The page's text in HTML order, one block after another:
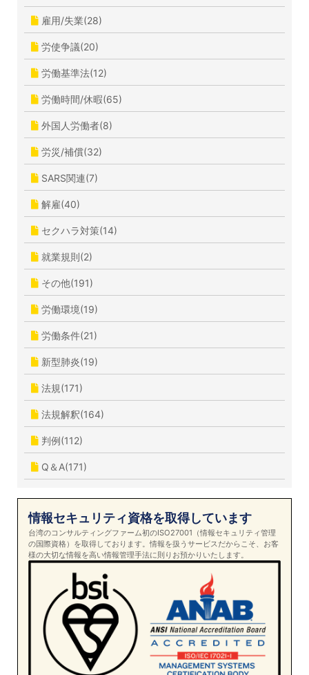
雇用/失業(28)
労使争議(20)
労働基準法(12)
労働時間/休暇(65)
外国人労働者(8)
労災/補償(32)
SARS関連(7)
解雇(40)
セクハラ対策(14)
就業規則(2)
その他(191)
労働環境(19)
労働条件(21)
新型肺炎(19)
法規(171)
法規解釈(164)
判例(112)
Q＆A(171)
情報セキュリティ資格を取得しています
台湾のコンサルティングファーム初のISO27001（情報セキュリティ管理
の国際資格）を取得しております。情報を扱うサービスだからこそ、お客
様の大切な情報を高い情報管理手法に則りお預かりいたします。